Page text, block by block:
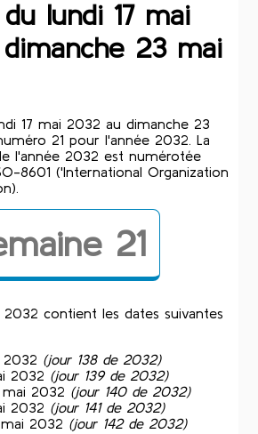
lundi 17 mai
23 mai
17 mai 2032 au dimanche 23
21 pour l'année 2032. La
l'année 2032 est numérotée
8601 ('International Organization
21
2032 contient les dates suivantes
2032 (jour 138 de 2032)
2032 (jour 139 de 2032)
mai 2032 (jour 140 de 2032)
2032 (jour 141 de 2032)
2032 (jour 142 de 2032)